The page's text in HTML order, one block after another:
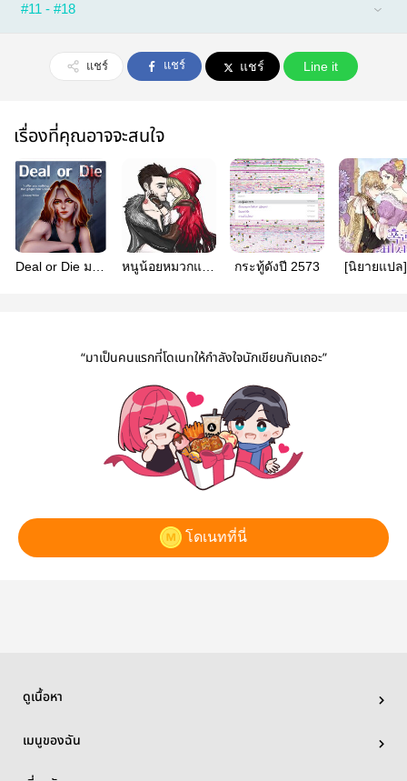
#11 - #18
แชร์ แชร์ แชร์ Line it
เรื่องที่คุณอาจจะสนใจ
Deal or Die มอล
หนูน้อยหมวกแดง
กระทู้ดังปี 2573
[นิยายแป
“มาเป็นคนแรกที่โดเนทให้กำลังใจนักเขียนกันเถอะ”
โดเนทที่นี่
ดูเนื้อหา
เมนูของฉัน